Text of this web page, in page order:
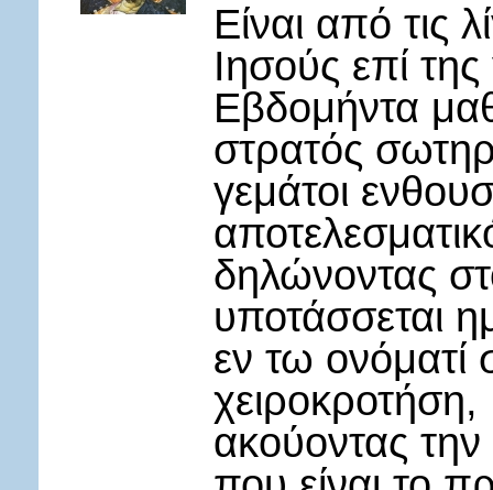
Είναι από τις
Ιησούς επί
Εβδομήντα
στρατός
γεμάτοι
δηλώνοντας
υποτάσσεται
εν τω
χειροκροτήση,
ακούοντας